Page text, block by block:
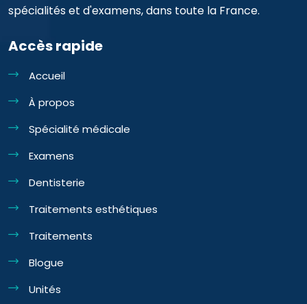
spécialités et d'examens, dans toute la France.
Accès rapide
Accueil
À propos
Spécialité médicale
Examens
Dentisterie
Traitements esthétiques
Traitements
Blogue
Unités